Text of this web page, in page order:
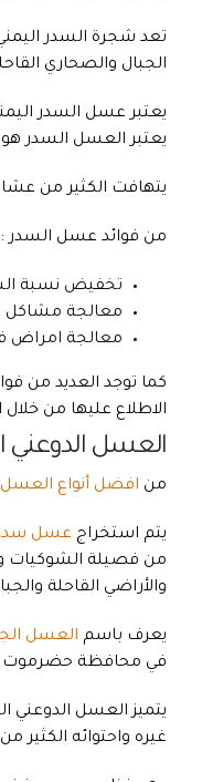
تعد شجرة السدر
الجبال والصحاري
يعتبر عسل السدر
يعتبر العسل السدر
يتهافت الكثير من
من فوائد عسل السدر :
تخفيض نسبة
معالجة
معالجة امراض
كما توجد العديد من
الاطلاع عليها من خلال
العسل الدوعني
من افضل أنواع العسل
يتم استخراج عسل سدر
من فصيلة الشوكيات
والأراضي القاحلة
يعرف باسم العسل
في محافظة حضرموت
يتميز العسل الدوعني
غيره واحتوائه الكثير